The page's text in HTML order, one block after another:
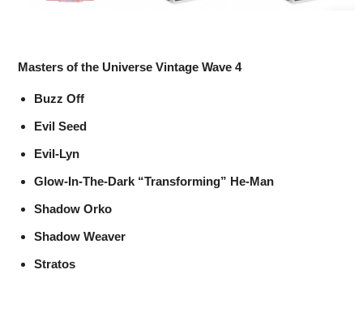
Masters of the Universe Vintage Wave 4
Buzz Off
Evil Seed
Evil-Lyn
Glow-In-The-Dark “Transforming” He-Man
Shadow Orko
Shadow Weaver
Stratos